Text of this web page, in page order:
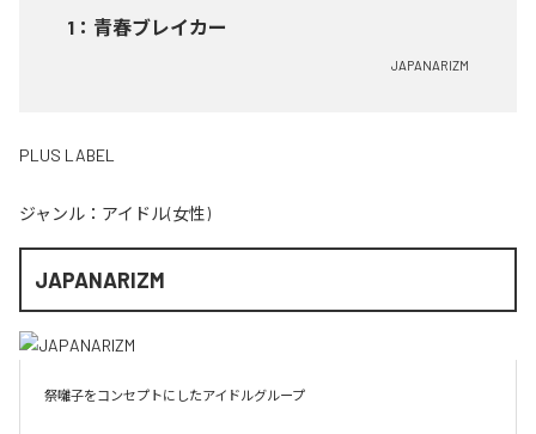
1 ： 青春ブレイカー
JAPANARIZM
PLUS LABEL
ジャンル： アイドル(女性)
JAPANARIZM
祭囃子をコンセプトにしたアイドルグループ